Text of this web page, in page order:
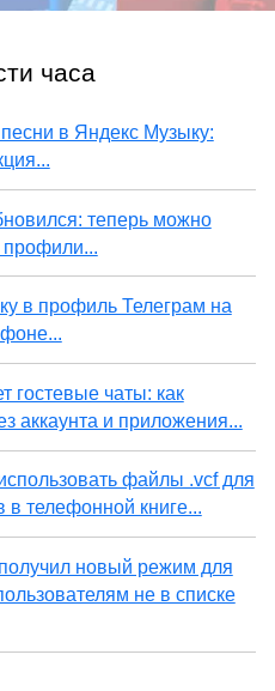
часа
в Яндекс Музыку:
теперь можно
профили...
в профиль Телеграм на
гостевые чаты: как
аккаунта и приложения...
файлы .vcf для
в телефонной книге...
новый режим для
не в списке